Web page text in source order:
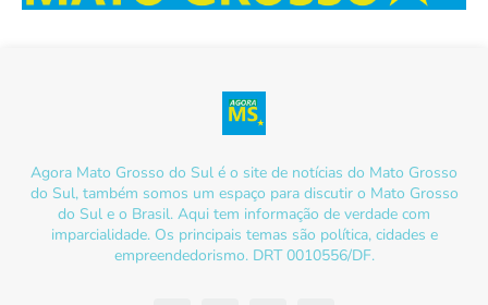
Agora Mato Grosso do Sul é o site de notícias do Mato Grosso
do Sul, também somos um espaço para discutir o Mato Grosso
do Sul e o Brasil. Aqui tem informação de verdade com
imparcialidade. Os principais temas são política, cidades e
empreendedorismo. DRT 0010556/DF.